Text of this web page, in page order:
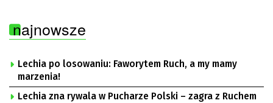
najnowsze
Lechia po losowaniu: Faworytem Ruch, a my mamy
marzenia!
Lechia zna rywala w Pucharze Polski – zagra z Ruchem